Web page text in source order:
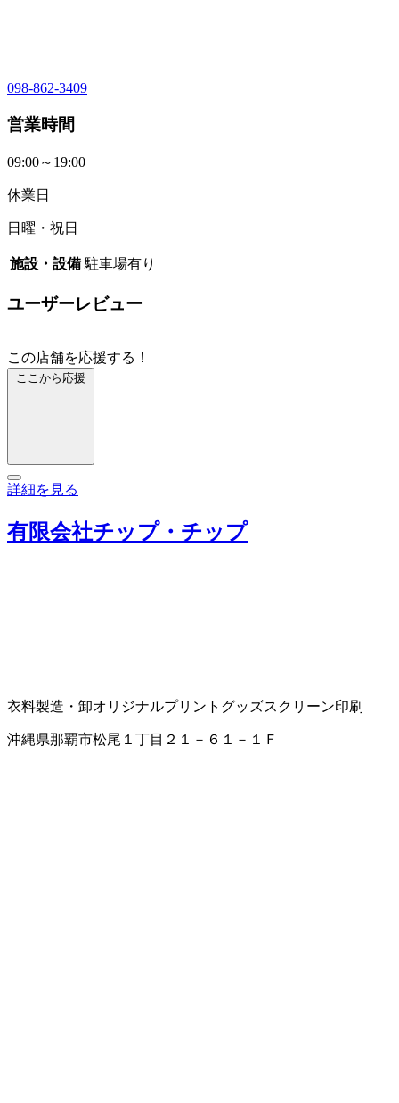
098-862-3409
営業時間
09:00～19:00
休業日
日曜・祝日
施設・設備 駐車場有り
ユーザーレビュー
この店舗を応援する！
ここから応援
詳細を見る
有限会社チップ・チップ
衣料製造・卸オリジナルプリントグッズスクリーン印刷
沖縄県那覇市松尾１丁目２１－６１－１Ｆ